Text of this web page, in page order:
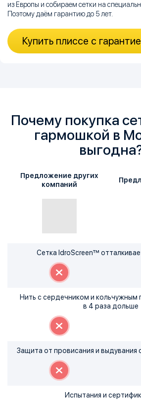
из Европы и собираем сетки на
Поэтому даём гарантию до 5 лет.
Купить плиссе с
Почему покупка
гармошкой в
Предложение других
компаний
Сетка IdroScreen™
Нить с сердечником и кольчужным
в 4 раза дольше
Защита от провисания и выдувания
Испытания и